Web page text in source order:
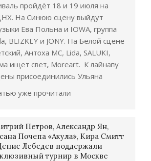
пройдёт 18 и 19 июля на
На Синюю сцену выйдут
Ева Польна и IOWA, группа
BLIZKEY и JONY. На Белой сцене
Антоха МС, Lida, SALUKI,
ищет свет, Moreart. К лайнапу
присоединились Ульяна
уже прочитали
Петров, Александр Ян,
Почепа «Акула», Кира Смитт
Лебедев поддержали
турнир в Москве